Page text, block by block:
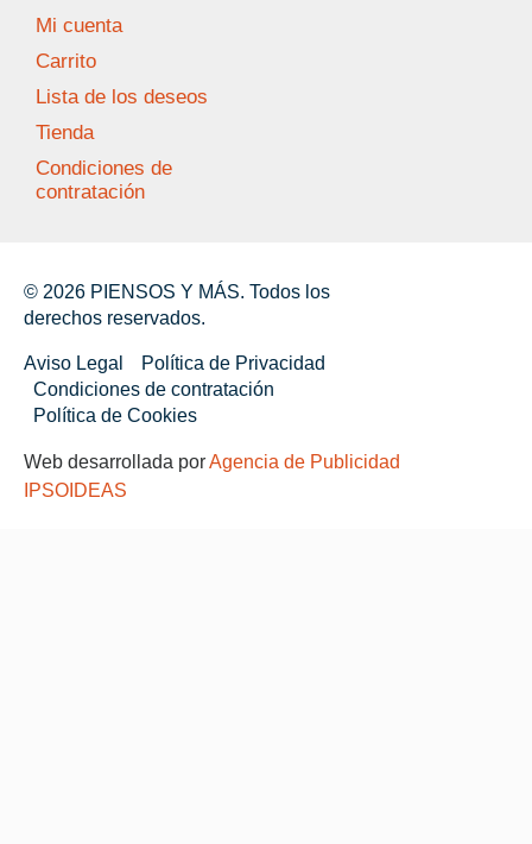
Mi cuenta
Carrito
Lista de los deseos
Tienda
Condiciones de
contratación
© 2026 PIENSOS Y MÁS. Todos los
derechos reservados.
Aviso Legal
Política de Privacidad
Condiciones de contratación
Política de Cookies
Web desarrollada porAgencia de Publicidad
IPSOIDEAS